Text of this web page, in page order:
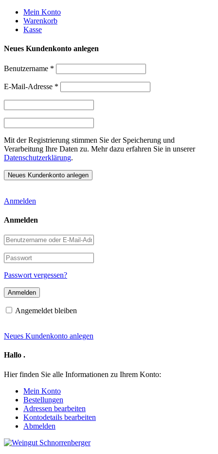
Weiter
zum
Inhalt
Mein Konto
Warenkorb
Kasse
Neues Kundenkonto anlegen
Benutzername *
E-Mail-Adresse *
Mit der Registrierung stimmen Sie der Speicherung und
Verarbeitung Ihre Daten zu. Mehr dazu erfahren Sie in unserer
Datenschutzerklärung.
Anmelden
Anmelden
Benutzername
oder
E-
Mail-
Adresse
Passwort
Passwort vergessen?
Angemeldet bleiben
Neues Kundenkonto anlegen
Hallo .
Hier finden Sie alle Informationen zu Ihrem Konto:
Mein Konto
Bestellungen
Adressen bearbeiten
Kontodetails bearbeiten
Abmelden